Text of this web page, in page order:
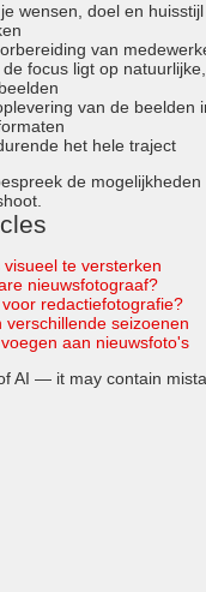
wensen, doel en
van
focus ligt op natuurlijke,
van de beelden
het hele traject
de mogelijkheden
te versterken
nieuwsfotograaf?
redactiefotografie?
seizoenen
aan nieuwsfoto's
AI — it may contain